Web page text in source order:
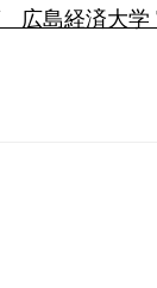
島経済大学